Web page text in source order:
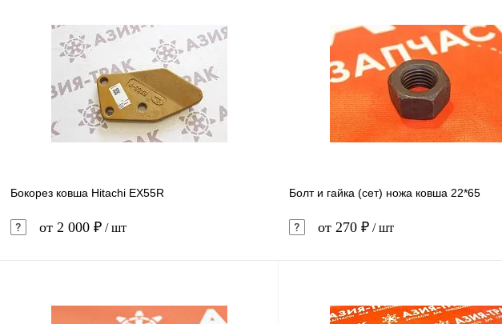
Купить в 1 клик Сравнение
В избранное В наличии
Купить в 1 клик Сравнение
В избранное В наличии
Бокорез ковша Hitachi EX55R
от 2 000 ₽ / шт
Болт и гайка (сет) ножа ковша 22*65
от 270 ₽ / шт